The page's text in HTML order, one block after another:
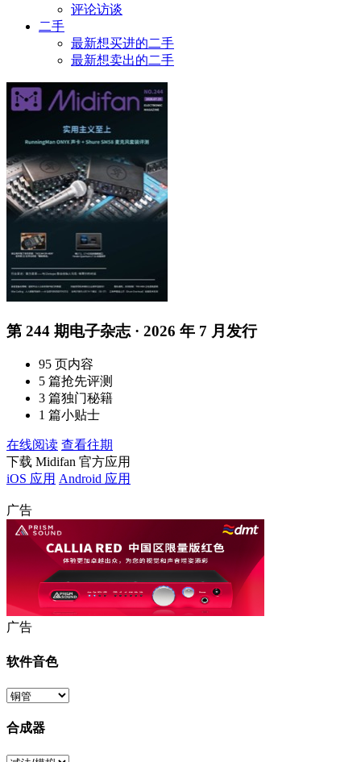
评论访谈
二手
最新想买进的二手
最新想卖出的二手
第 244 期电子杂志 · 2026 年 7 月发行
95 页内容
5 篇抢先评测
3 篇独门秘籍
1 篇小贴士
在线阅读 查看往期
下载 Midifan 官方应用
iOS 应用 Android 应用
广告
广告
软件音色
合成器